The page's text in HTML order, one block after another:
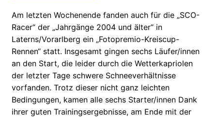
Am letzten Wochenende fanden auch für die „SCO-
Racer“ der „Jahrgänge 2004 und älter“ in
Laterns/Vorarlberg ein „Fotopremio-Kreiscup-
Rennen“ statt. Insgesamt gingen sechs Läufer/innen
an den Start, die leider durch die Wetterkapriolen
der letzter Tage schwere Schneeverhältnisse
vorfanden. Trotz dieser nicht ganz leichten
Bedingungen, kamen alle sechs Starter/innen Dank
ihrer guten Trainingsergebnisse, am Ende mit der